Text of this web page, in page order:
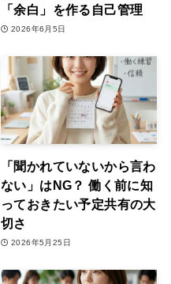
「余白」を作る自己管理
2026年6月5日
「聞かれていないから言わ
ない」はNG？ 働く前に知
っておきたい予定共有の大
切さ
2026年5月25日